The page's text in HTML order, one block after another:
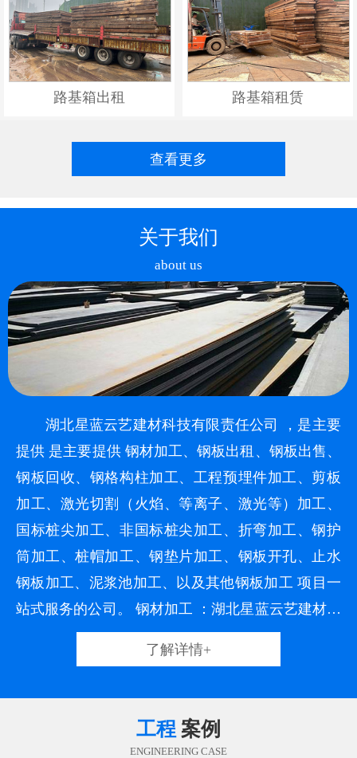
路基箱出租 路基箱租赁
查看更多
关于我们
about us
湖北星蓝云艺建材科技有限责任公司 ，是主要
提供 是主要提供 钢材加工、钢板出租、钢板出售、
钢板回收、钢格构柱加工、工程预埋件加工、剪板
加工、激光切割（火焰、等离子、激光等）加工、
国标桩尖加工、非国标桩尖加工、折弯加工、钢护
筒加工、桩帽加工、钢垫片加工、钢板开孔、止水
钢板加工、泥浆池加工、以及其他钢板加工 项目一
站式服务的公司。 钢材加工 ：湖北星蓝云艺建材科
技有限责任公司加工钢板一类产品，货源充足，长
期各类加工钢板库存达到5000吨，设备齐全，经验
良的生产平台，培养了一支专业的生产队伍，并在
了解详情+
工程 案例
ENGINEERING CASE